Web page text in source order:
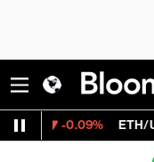
ETH/USD